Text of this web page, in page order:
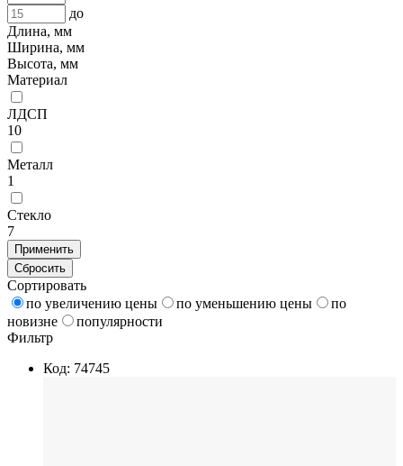
до
Длина, мм
Ширина, мм
Высота, мм
Материал
ЛДСП
10
Металл
1
Стекло
7
Применить
Сбросить
Сортировать
по увеличению цены
по уменьшению цены
по
новизне
популярности
Фильтр
Код: 74745